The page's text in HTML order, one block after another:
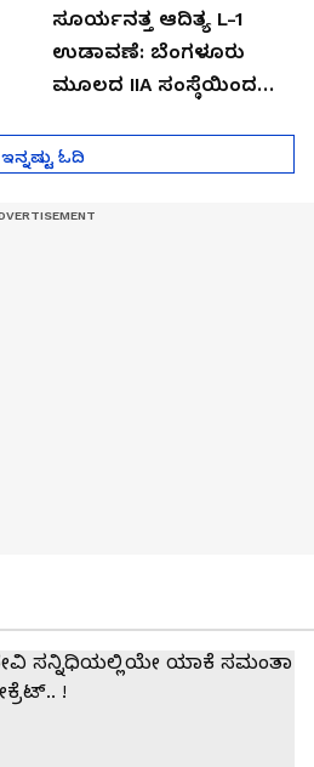
ಸೂರ್ಯನತ್ತ ಆದಿತ್ಯ L-1
ಉಡಾವಣೆ: ಬೆಂಗಳೂರು
ಮೂಲದ IIA ಸಂಸ್ಥೆಯಿಂದ
ಇನ್ನಷ್ಟು ಓದಿ